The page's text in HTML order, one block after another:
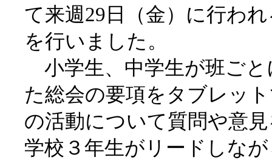
て来週29日（金）に行わ
を行いました。
小学生、中学生が班ごと
た総会の要項をタブレッ
の活動について質問や意
学校３年生がリードしな